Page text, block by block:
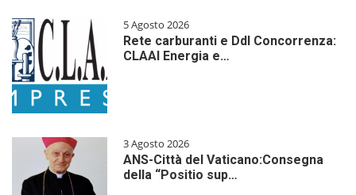
5 Agosto 2026
Rete carburanti e Ddl Concorrenza:
CLAAI Energia e…
3 Agosto 2026
ANS-Città del Vaticano:Consegna
della “Positio sup…